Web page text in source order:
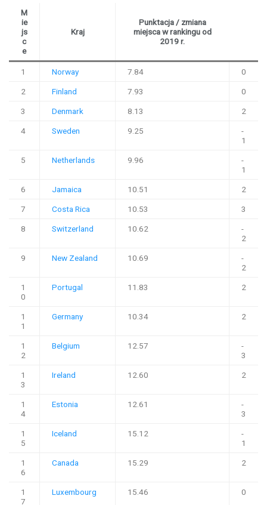
M
ie
js
c
e
Kraj
Punktacja / zmiana
miejsca w rankingu od
2019 r.
1 Norway 7.84 0
2 Finland 7.93 0
3 Denmark 8.13 2
4 Sweden 9.25
-
1
5 Netherlands 9.96
-
1
6 Jamaica 10.51 2
7 Costa Rica 10.53 3
8 Switzerland 10.62
-
2
9 New Zealand 10.69
-
2
1
0
Portugal 11.83 2
1
1
Germany 10.34 2
1
2
Belgium 12.57
-
3
1
3
Ireland 12.60 2
1
4
Estonia 12.61
-
3
1
5
Iceland 15.12
-
1
1
6
Canada 15.29 2
1
7
Luxembourg 15.46 0